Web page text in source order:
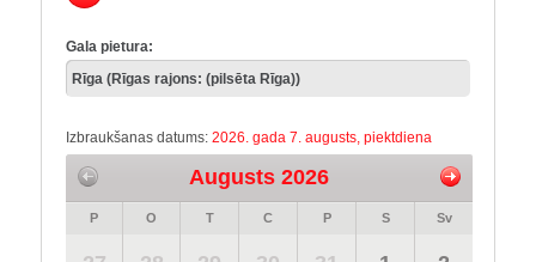
Gala pietura:
Izbraukšanas datums: 2026. gada 7. augusts, piektdiena
Augusts 2026
P O T C P S Sv